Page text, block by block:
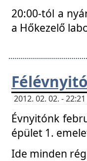
20:00-tól a
a Hőkezelő
2012. 02. 02. -
Évnyitónk
épület 1.
Ide minden